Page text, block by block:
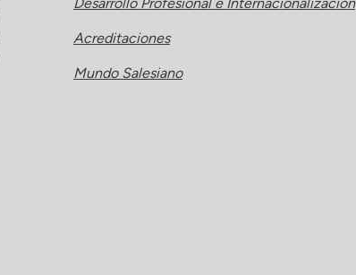
Desarrollo Profesional e Internacionalización
Acreditaciones
Mundo Salesiano